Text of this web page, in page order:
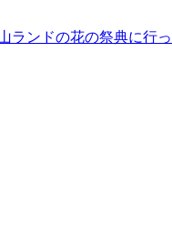
ランドの花の祭典に行っ